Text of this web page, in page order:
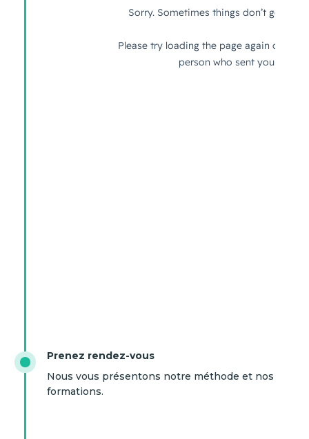
Prenez rendez-vous
Nous vous présentons notre méthode et nos
formations.